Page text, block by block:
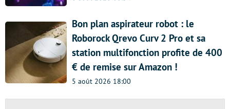
Bon plan aspirateur robot : le
Roborock Qrevo Curv 2 Pro et sa
station multifonction profite de 400
€ de remise sur Amazon !
5 août 2026 18:00